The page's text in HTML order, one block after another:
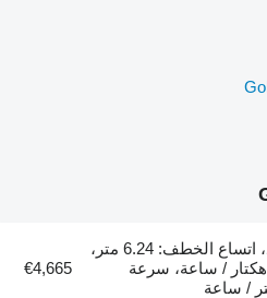
حالة المركبة: جديد، اتساع الخطف: 6.24 متر،
القدرة الإنتاجية: 9 هكتار / ساعة، سرعة
€4,665